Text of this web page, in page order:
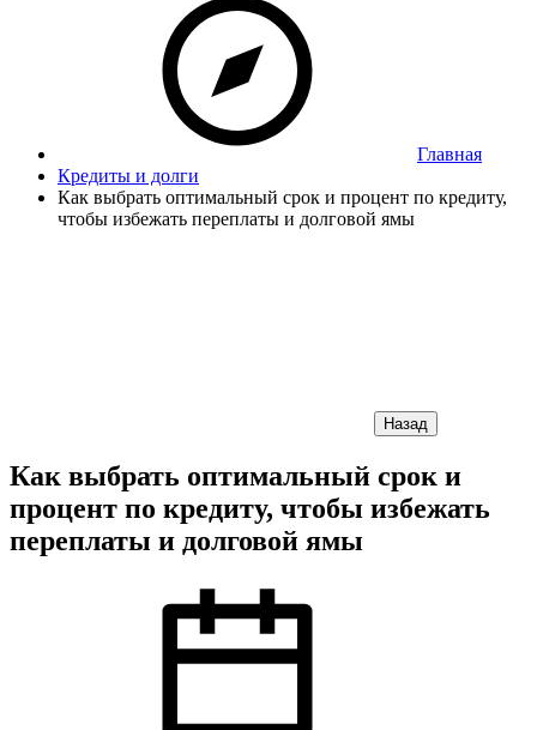
Главная
Кредиты и долги
Как выбрать оптимальный срок и процент по кредиту,
чтобы избежать переплаты и долговой ямы
Назад
Как выбрать оптимальный срок и
процент по кредиту, чтобы избежать
переплаты и долговой ямы